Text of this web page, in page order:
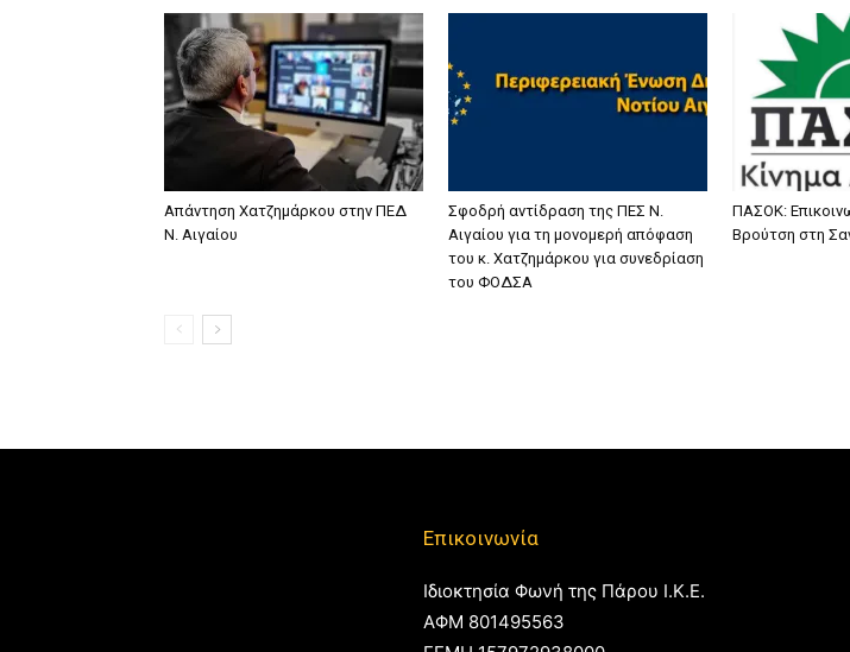
Απάντηση Χατζημάρκου στην ΠΕΔ
Ν. Αιγαίου
Σφοδρή αντίδραση της ΠΕΣ Ν.
Αιγαίου για τη μονομερή απόφαση
του κ. Χατζημάρκου για συνεδρίαση
του ΦΟΔΣΑ
ΠΑΣΟΚ:
Βρούτση στη
Επικοινωνία
Ιδιοκτησία Φωνή της Πάρου Ι.Κ.Ε.
ΑΦΜ 801495563